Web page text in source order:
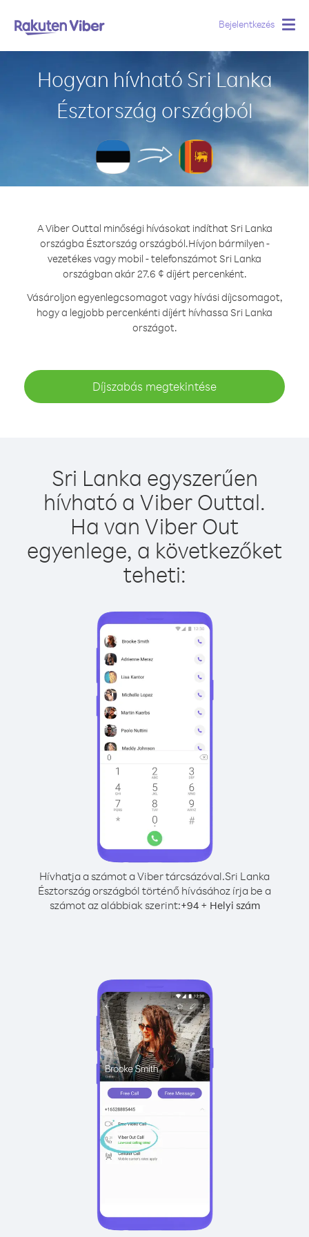
Bejelentkezés
Hogyan hívható Sri Lanka
Észtország országból
A Viber Outtal minőségi hívásokat indíthat Sri Lanka
országba Észtország országból.Hívjon bármilyen -
vezetékes vagy mobil - telefonszámot Sri Lanka
országban akár 27.6 ¢ díjért percenként.
Vásároljon egyenlegcsomagot vagy hívási díjcsomagot,
hogy a legjobb percenkénti díjért hívhassa Sri Lanka
országot.
Díjszabás megtekintése
Sri Lanka egyszerűen
hívható a Viber Outtal.
Ha van Viber Out
egyenlege, a következőket
teheti:
Hívhatja a számot a Viber tárcsázóval.Sri Lanka
Észtország országból történő hívásához írja be a
számot az alábbiak szerint:+94+ Helyi szám